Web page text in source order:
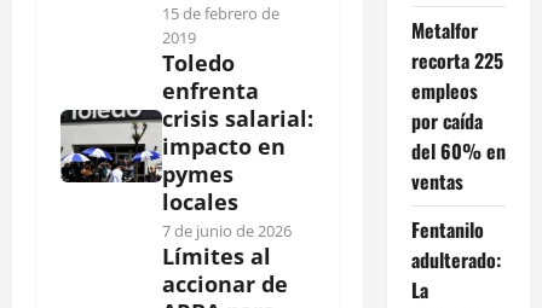
15 de febrero de
2019
Toledo
enfrenta
crisis salarial:
impacto en
pymes
locales
7 de junio de 2026
Límites al
accionar de
Metalfor
recorta 225
empleos
por caída
del 60% en
ventas
Fentanilo
adulterado:
La